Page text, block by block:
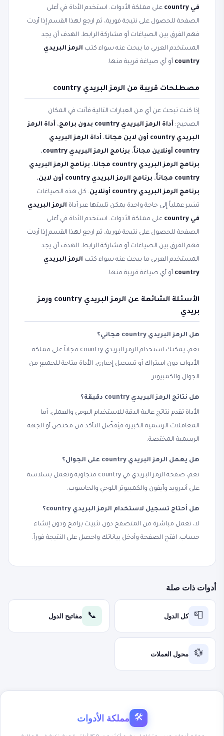
في country
على مملكة الأدوات. استخدم الأداة في أعلى
الصفحة للحصول على نتيجة فورية، ثم ارجع لهذا القسم إذا أردت
فهم الفرق بين الصياغات أو مشاركة الرابط. الهدف أن يجد
المستخدم العربي ما يبحث عنه سواء كتب الرمز البريدي
country أو أي صياغة قريبة منها.
مصطلحات قريبة من الرمز البريدي country
إذا كنت تبحث عن أي من العبارات التالية فأنت في المكان
الصحيح: أداة الرمز البريدي country بدون برامج ، أداة الرمز
البريدي country أون لاين مجانا
، أداة الرمز البريدي
country أونلاين مجاناً
، برنامج الرمز البريدي country
،
برنامج الرمز البريدي country مجانا
، برنامج الرمز البريدي
country مجاناً
، برنامج الرمز البريدي country أون لاين
،
برنامج الرمز البريدي country أونلاين
. كل هذه الصياغات
تشير عملياً إلى حاجة واحدة يمكن تلبيتها عبر أداة الرمز البريدي
في country
على مملكة الأدوات. استخدم الأداة في أعلى
الصفحة للحصول على نتيجة فورية، ثم ارجع لهذا القسم إذا أردت
فهم الفرق بين الصياغات أو مشاركة الرابط. الهدف أن يجد
المستخدم العربي ما يبحث عنه سواء كتب الرمز البريدي
country أو أي صياغة قريبة منها.
الأسئلة الشائعة عن الرمز البريدي country ورمز
بريدي
هل الرمز البريدي country مجاني؟
نعم، يمكنك استخدام الرمز البريدي country مجاناً على مملكة
الأدوات دون اشتراك أو تسجيل إجباري. الأداة متاحة للجميع من
الجوال والكمبيوتر.
هل نتائج الرمز البريدي country دقيقة؟
الأداة تقدم نتائج عالية الدقة للاستخدام اليومي والعملي. أما
المعاملات الرسمية الكبيرة فيُفضّل التأكد من مختص أو الجهة
الرسمية المختصة.
هل يعمل الرمز البريدي country على الجوال؟
نعم، صفحة الرمز البريدي في country متجاوبة وتعمل بسلاسة
على أندرويد وآيفون والكمبيوتر اللوحي والحاسوب.
هل أحتاج تسجيل لاستخدام الرمز البريدي country؟
لا، تعمل مباشرة من المتصفح دون تثبيت برامج ودون إنشاء
حساب. افتح الصفحة وأدخل بياناتك واحصل على النتيجة فوراً.
أدوات ذات صلة
📮 كل الدول 📞 مفاتيح الدول
💱 محول العملات
🛠 مملكة الأدوات